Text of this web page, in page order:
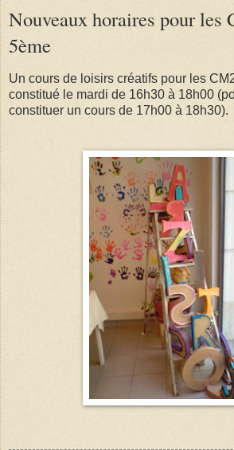
Nouveaux horaires pour les
5ème
Un cours de loisirs créatifs pour les
constitué le mardi de 16h30 à 18h00
constituer un cours de 17h00 à 18h30).